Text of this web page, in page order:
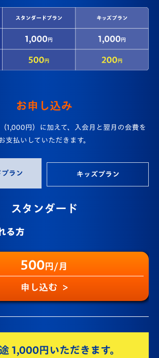
お申し込み
1,000円）に加えて、入会月と翌月の会費を
支払いしていただきます。
ラン キッズプラン
スタンダード
る方
500 円/月
申し込む >
1,000円いただきます。